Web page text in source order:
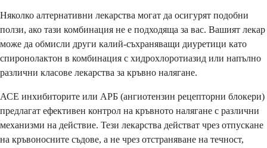
Няколко алтернативни лекарства могат да осигурят подобни
ползи, ако тази комбинация не е подходяща за вас. Вашият лекар
може да обмисли други калий-съхраняващи диуретици като
спиронолактон в комбинация с хидрохлоротиазид или напълно
различни класове лекарства за кръвно налягане.
АСЕ инхибиторите или АРБ (ангиотензин рецепторни блокери)
предлагат ефективен контрол на кръвното налягане с различни
механизми на действие. Тези лекарства действат чрез отпускане
на кръвоносните съдове, а не чрез отстраняване на течност,